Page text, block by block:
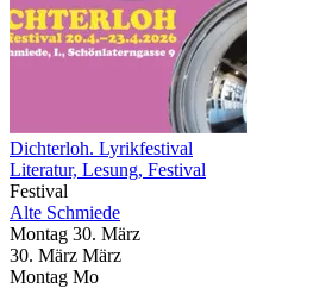
Dichterloh. Lyrikfestival
Literatur, Lesung, Festival
Festival
Alte Schmiede
Montag 30. März
30. März März
Montag Mo